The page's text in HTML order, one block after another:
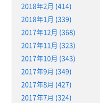
2018年2月 (414)
2018年1月 (339)
2017年12月 (368)
2017年11月 (323)
2017年10月 (343)
2017年9月 (349)
2017年8月 (427)
2017年7月 (324)